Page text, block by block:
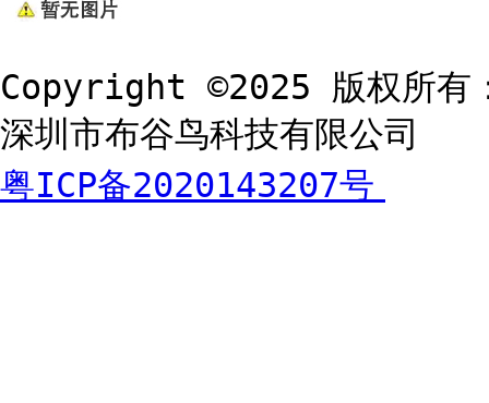
Copyright ©2025 版权所有
深圳市布谷鸟科技有限公司
粤ICP备2020143207号